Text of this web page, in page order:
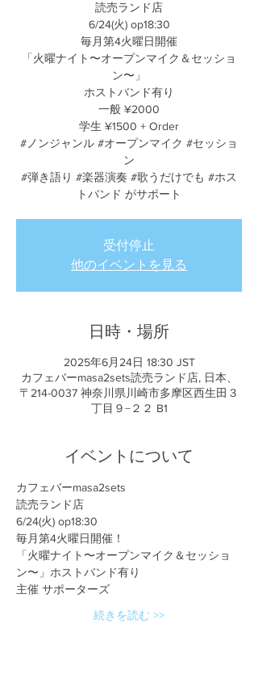
読売ランド店
6/24(火) op18:30
毎月第4火曜日開催
「火曜ナイト〜オープンマイク＆セッショ
ン〜」
ホストバンド有り
一般 ¥2000
学生 ¥1500 + Order
#ノンジャンル #オープンマイク #セッショ
ン
#弾き語り #楽器演奏 #歌うだけでも #ホス
トバンド がサポート
受付停止
他のイベントを見る
日時・場所
2025年6月24日 18:30 JST
カフェバーmasa2sets読売ランド店, 日本、
〒214-0037 神奈川県川崎市多摩区西生田３
丁目９−２２ B1
イベントについて
カフェバーmasa2sets
読売ランド店
6/24(火) op18:30
毎月第4火曜日開催！
「火曜ナイト〜オープンマイク＆セッショ
ン〜」ホストバンド有り
主催 サポーターズ
続きを読む >>